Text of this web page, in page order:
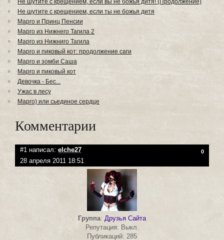
Не шутите с крещением, если вы не божья дитя! (Продолжение)
Не шутите с крещением, если ты не божья дитя
Марго и Принц Пенсии
Марго из Нижнего Тагила 2
Марго из Нижниго Тагила
Марго и пиковый кот: продолжение саги
Марго и зомби Саша
Марго и пиковый кот
Девочка - Бес...
Ужас в лесу
Марго) или сьединое сердце
Комментарии
#1 написал: elche27 0
28 апреля 2011 18:51
Группа: Друзья Сайта
Репутация: Выкл.
Публикаций: 285